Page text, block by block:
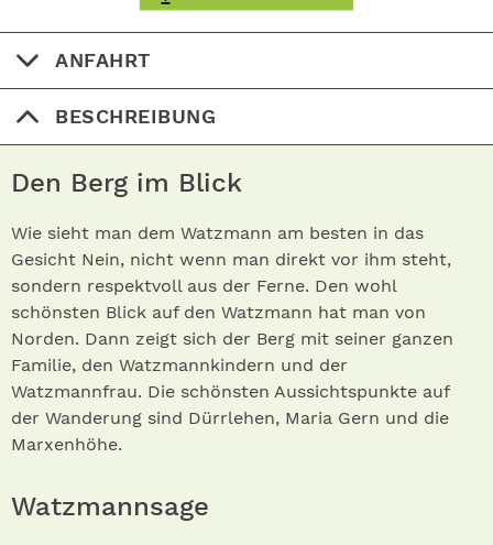
ANFAHRT
BESCHREIBUNG
Den Berg im Blick
Wie sieht man dem Watzmann am besten in das
Gesicht Nein, nicht wenn man direkt vor ihm steht,
sondern respektvoll aus der Ferne. Den wohl
schönsten Blick auf den Watzmann hat man von
Norden. Dann zeigt sich der Berg mit seiner ganzen
Familie, den Watzmannkindern und der
Watzmannfrau. Die schönsten Aussichtspunkte auf
der Wanderung sind Dürrlehen, Maria Gern und die
Marxenhöhe.
Watzmannsage